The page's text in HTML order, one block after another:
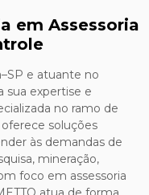
em Assessoria
e atuante no
sua expertise e
no ramo de
soluções
às demandas de
mineração,
foco em assessoria